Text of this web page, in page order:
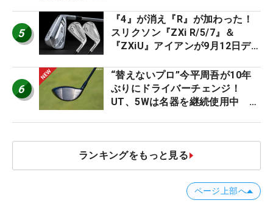
5
『4』が消え『R』が加わった！
スリクソン『ZXi R/5/7』＆
『ZXiU』アイアンが9月12日デ
6
“替えないプロ”今平周吾が10年
ぶりにドライバーチェンジ！
UT、5Wは名器を継続使用中 #
ランキングをもっと見る
ページ上部へ